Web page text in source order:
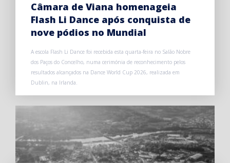
Câmara de Viana homenageia
Flash Li Dance após conquista de
nove pódios no Mundial
A escola Flash Li Dance foi recebida esta quarta-feira no Salão Nobre
dos Paços do Concelho, numa cerimónia de reconhecimento pelos
resultados alcançados na Dance World Cup 2026, realizada em
Dublin, na Irlanda.